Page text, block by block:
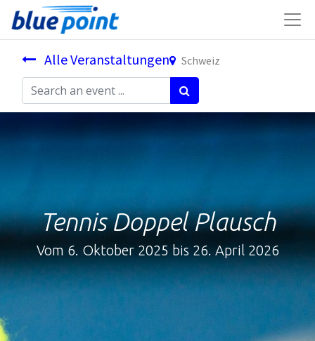
Alle Veranstaltungen Schweiz
Tennis Doppel Plausch
Vom 6. Oktober 2025 bis 26. April 2026